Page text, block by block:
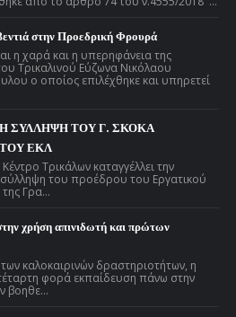
στην Προεδρική Φρουρά
η χαρά και η υπερηφάνεια της
Τρικαλινού Εύζωνα Νικόλαου
ο οποίος επιλέχθηκε και υπηρετεί
ΣΥΛΛΗΨΗ ΤΟΥ Γ. ΣΚΟΚΑ
ΕΚΛ
Τρικάλων καταγγέλλει την
του προέδρου του Εργατικού
Γρα...
χρήση απινιδωτή και πρώτων
καλοκαιρινών δραστηριοτήτων, η
φορά εκπαίδευση πάνω στην
βοηθε...